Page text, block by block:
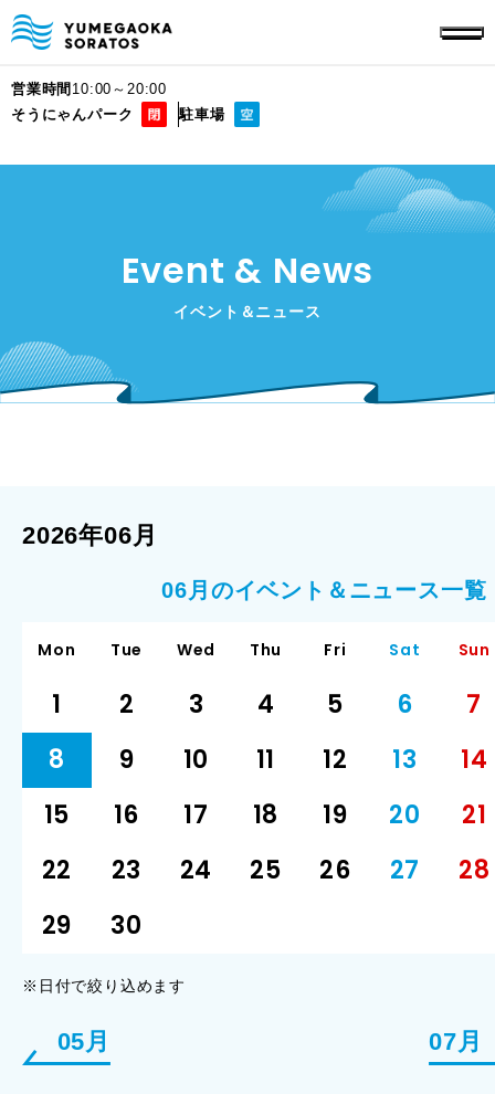
営業時間 10:00～20:00
そうにゃんパーク
駐車場
Event & News
イベント＆ニュース
05月
2026年06月
06月のイベント＆ニュース一
Mon Tue Wed Thu Fri Sat Sun
1 2 3 4 5 6
7
8
9 10 11 12 13
14
15
16 17 18 19 20
21
22
23 24 25 26 27
28
29
30
※日付で絞り込めます
07月